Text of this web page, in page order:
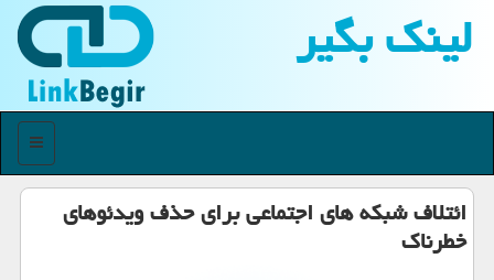
لینك بگیر
منو
ائتلاف شبكه های اجتماعی برای حذف ویدئوهای
خطرناك